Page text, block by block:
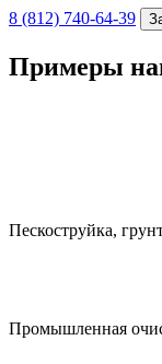
8 (812) 740-64-39
Примеры
Пескоструйка,
Промышленная